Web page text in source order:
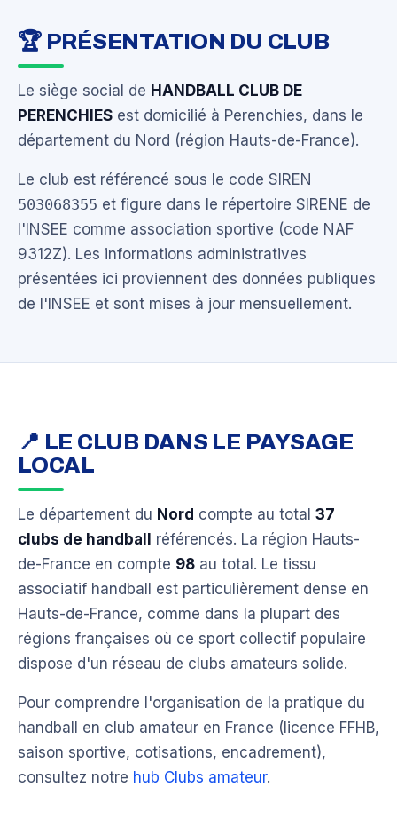
🏆 PRÉSENTATION DU CLUB
Le siège social de HANDBALL CLUB DE
PERENCHIES est domicilié à Perenchies, dans le
département du Nord (région Hauts-de-France).
Le club est référencé sous le code SIREN
503068355 et figure dans le répertoire SIRENE de
l'INSEE comme association sportive (code NAF
9312Z). Les informations administratives
présentées ici proviennent des données publiques
de l'INSEE et sont mises à jour mensuellement.
📍 LE CLUB DANS LE PAYSAGE
LOCAL
Le département du Nord compte au total 37
clubs de handball
référencés. La région Hauts-
de-France en compte 98 au total. Le tissu
associatif handball est particulièrement dense en
Hauts-de-France, comme dans la plupart des
régions françaises où ce sport collectif populaire
dispose d'un réseau de clubs amateurs solide.
Pour comprendre l'organisation de la pratique du
handball en club amateur en France (licence FFHB,
saison sportive, cotisations, encadrement),
consultez notre hub Clubs amateur.